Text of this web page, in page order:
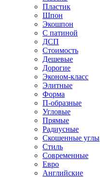
Пластик
Шпон
Экошпон
С патиной
ДСП
Стоимость
Дешевые
Дорогие
Эконом-класс
Элитные
Форма
П-образные
Угловые
Прямые
Радиусные
Скошенные углы
Стиль
Современные
Евро
Английские